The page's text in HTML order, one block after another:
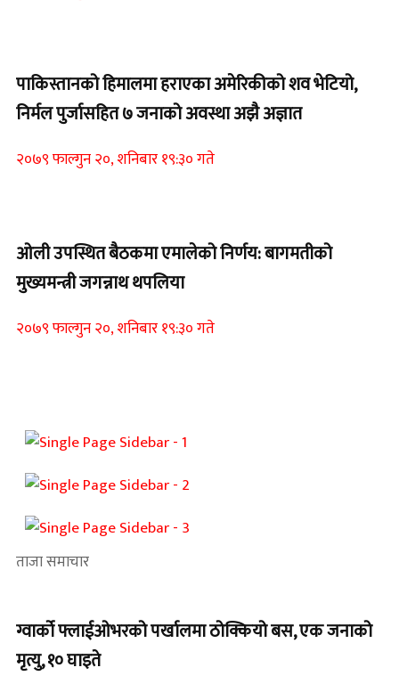
पाकिस्तानको हिमालमा हराएका अमेरिकीको शव भेटियो,
निर्मल पुर्जासहित ७ जनाको अवस्था अझै अज्ञात
२०७९ फाल्गुन २०, शनिबार १९:३० गते
ओली उपस्थित बैठकमा एमालेको निर्णय: बागमतीको
मुख्यमन्त्री जगन्नाथ थपलिया
२०७९ फाल्गुन २०, शनिबार १९:३० गते
ताजा समाचार
ग्वार्को फ्लाईओभरको पर्खालमा ठोक्कियो बस, एक जनाको
मृत्यु, १० घाइते